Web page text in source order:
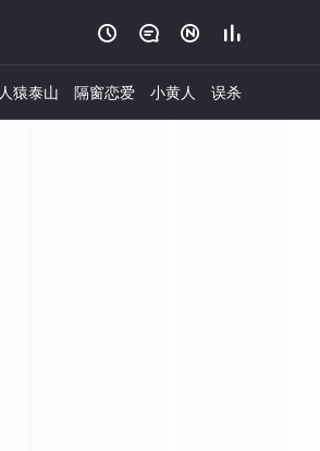
   
人猿泰山 隔窗恋爱 小黄人 误杀